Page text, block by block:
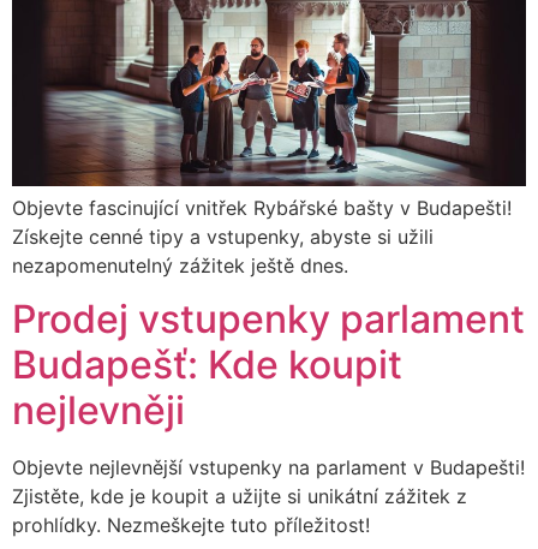
Objevte fascinující vnitřek Rybářské bašty v Budapešti!
Získejte cenné tipy a vstupenky, abyste si užili
nezapomenutelný zážitek ještě dnes.
Prodej vstupenky parlament
Budapešť: Kde koupit
nejlevněji
Objevte nejlevnější vstupenky na parlament v Budapešti!
Zjistěte, kde je koupit a užijte si unikátní zážitek z
prohlídky. Nezmeškejte tuto příležitost!